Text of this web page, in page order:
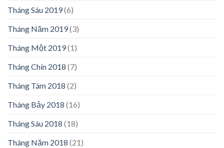
Tháng Sáu 2019(6)
Tháng Năm 2019(3)
Tháng Một 2019(1)
Tháng Chín 2018 (7)
Tháng Tám 2018 (2)
Tháng Bảy 2018 (16)
Tháng Sáu 2018 (18)
Tháng Năm 2018 (21)